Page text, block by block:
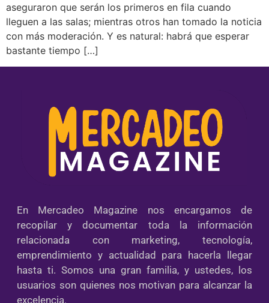
aseguraron que serán los primeros en fila cuando
lleguen a las salas; mientras otros han tomado la noticia
con más moderación. Y es natural: habrá que esperar
bastante tiempo […]
En Mercadeo Magazine nos encargamos de
recopilar y documentar toda la información
relacionada con marketing, tecnología,
emprendimiento y actualidad para hacerla llegar
hasta ti. Somos una gran familia, y ustedes, los
usuarios son quienes nos motivan para alcanzar la
excelencia.